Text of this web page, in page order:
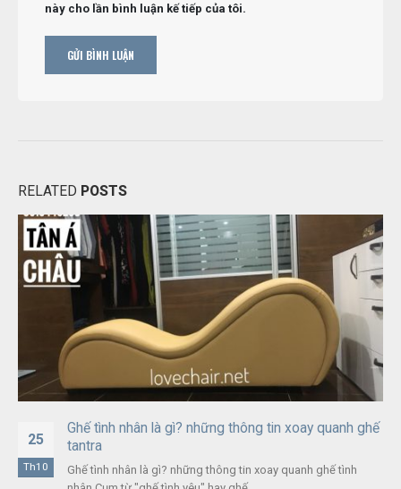
này cho lần bình luận kế tiếp của tôi.
RELATED POSTS